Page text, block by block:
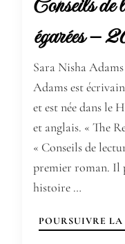
égarées –
Sara Nisha
Adams est
et est née dans le
et anglais. « The
« Conseils de
premier roman. Il
histoire …
POURSUIVRE